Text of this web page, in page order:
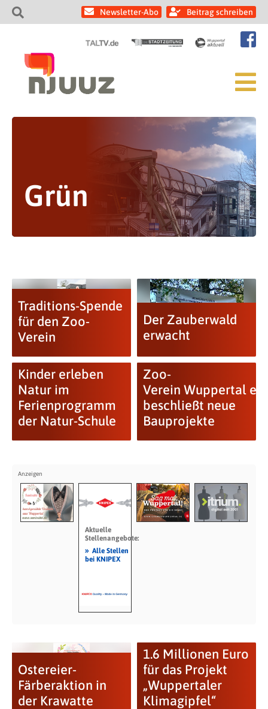
Newsletter-Abo Beitrag schreiben
Grün
Traditions-Spende
für den Zoo-
Verein
Der Zauberwald
erwacht
Kinder erleben
Natur im
Ferienprogramm
der Natur-Schule
Zoo-
Verein Wuppertal
beschließt neue
Bauprojekte
Aktuelle
Stellenangebote:
» Alle Stellen
bei KNIPEX
Ostereier-
Färberaktion in
der Krawatte
1.6 Millionen Euro
für das Projekt
„Wuppertaler
Klimagipfel“